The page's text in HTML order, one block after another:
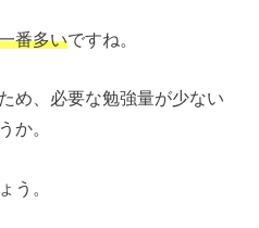
番多いですね。
め、必要な勉強量が少ない
か。
う。